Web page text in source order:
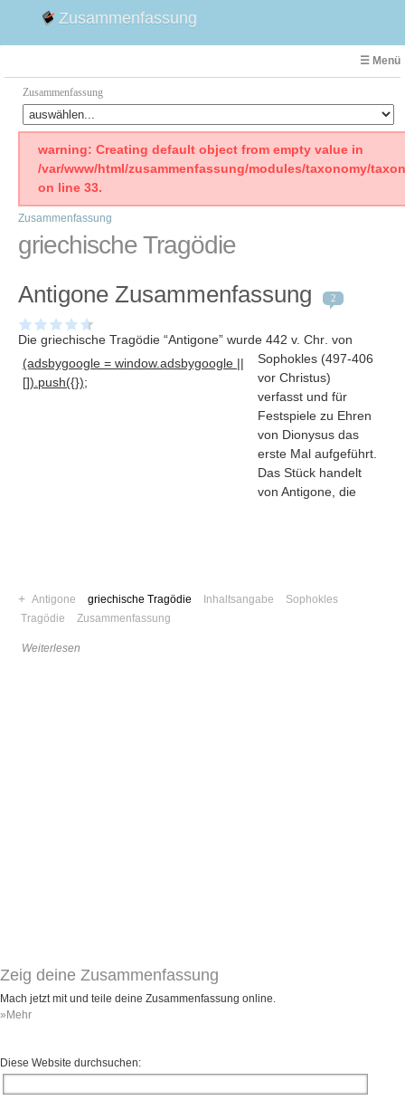
Zusammenfassung
☰ Menü
Zusammenfassung
Faust
Willhelm Tell
Emilia Galotti
1. Weltkrieg Zusammenfassung
Weimarer Republik
Die Räuber
Maria Stuart
Woyzeck
Regeln (Bitte vor dem posten lesen)
warning: Creating default object from empty value in
/var/www/html/zusammenfassung/modules/taxonomy/
on line 33.
Zusammenfassung
griechische Tragödie
Antigone Zusammenfassung 2
Die griechische Tragödie “Antigone” wurde 442 v. Chr
(adsbygoogle = window.adsbygoogle ||
[]).push({});
. von
Sophokles (497-406
vor Christus)
verfasst und für
Festspiele zu Ehren
von Dionysus das
erste Mal aufgeführt.
Das Stück handelt
von Antigone, die
+ Antigone griechische Tragödie Inhaltsangabe
Sophokles
Tragödie
Zusammenfassung
Weiterlesen
Zeig deine Zusammenfassung
Mach jetzt mit und teile deine Zusammenfassung online.
»Mehr
Diese Website durchsuchen: